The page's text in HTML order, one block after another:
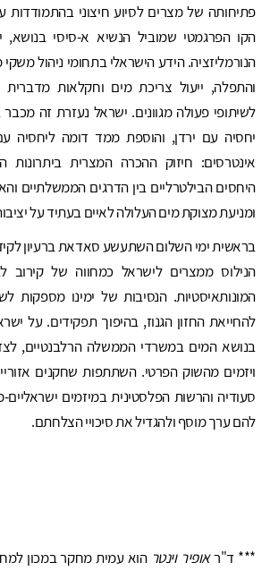
פתיחותה של מצרים לסיוע חיצוני
הקו הפרגמטי שמוביל הנשיא א-סיסי בנושא,
הנורמליזציה. הידע הישראלי בתחומי ניהול משקי
והתפלה, ייעול צריכת מים וחקלאות מדברית
לשיתופי פעולה מגוונים. ישראל נעזרת זה
יחסיה עם ירדן, והוספת ממד דומה ליחסיה
אינטרסים: חיזוק ההכרה המצרית
היחסים הבילטרליים בין הדרגים הממשלתיים
ומניעת מצוקת מים העלולה לאיים בעתיד על
בראשית ימי השלום השתעשע סאדאת ברעיון
הנילוס ממצרים לישראל כמחווה של קירוב
המונותאיסטיות. הנסיבות של ימינו מספקות
להחייאת החזון הגנוז, בהיפוך תפקידים. על
בנושא המים במשרדי הממשלה הרלבנטיים,
ויזמים מהשוק הפרטי. השתתפות שחקנים
סעודיה והרשות הפלסטינית במיזמים
להם ערך מוסף ולהגדיל את סיכויי הצלחתם.
*** ד"ראופיר וינטר הוא עמית מחקר במכון